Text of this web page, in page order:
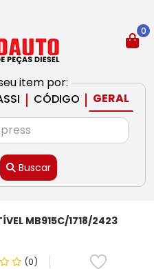
item por:
| CÓDIGO | GERAL
Buscar
0
MB915C/1718/2423
(0)